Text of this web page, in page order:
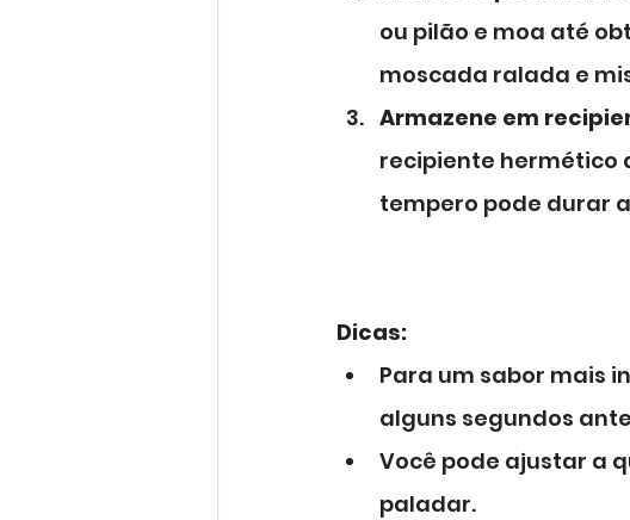
ou pilão e moa até
moscada ralada e
Armazene em
recipiente hermético
tempero pode durar
Dicas:
Para um sabor mais
alguns segundos
Você pode ajustar a
paladar.